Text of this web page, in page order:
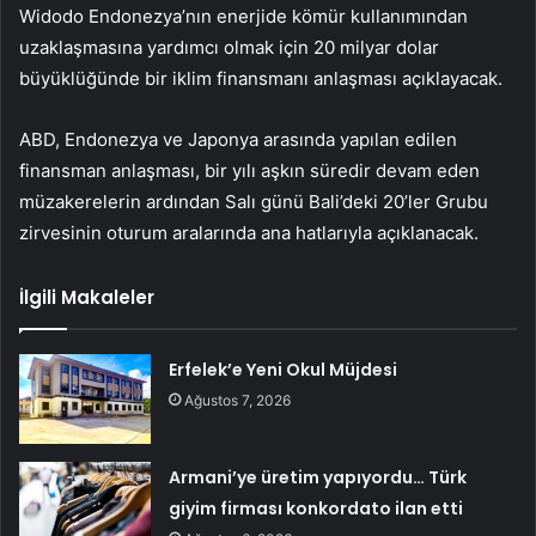
Widodo Endonezya’nın enerjide kömür kullanımından
uzaklaşmasına yardımcı olmak için 20 milyar dolar
büyüklüğünde bir iklim finansmanı anlaşması açıklayacak.
ABD, Endonezya ve Japonya arasında yapılan edilen
finansman anlaşması, bir yılı aşkın süredir devam eden
müzakerelerin ardından Salı günü Bali’deki 20’ler Grubu
zirvesinin oturum aralarında ana hatlarıyla açıklanacak.
İlgili Makaleler
Erfelek’e Yeni Okul Müjdesi
Ağustos 7, 2026
Armani’ye üretim yapıyordu… Türk
giyim firması konkordato ilan etti